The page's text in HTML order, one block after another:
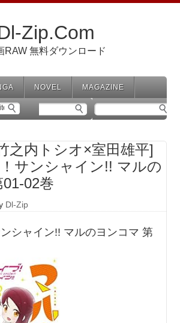
Zip.Com
RAW 無料ダウンロード
NOVEL MAGAZINE
之内トシオ×室田雄平]
サンシャイン!! マルの
02巻
Dl-Zip
シャイン!! マルのヨンコマ 第